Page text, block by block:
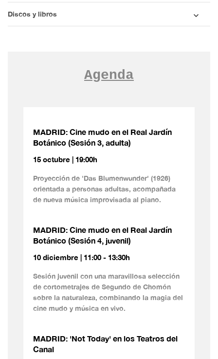
Discos y libros
Agenda
MADRID: Cine mudo en el Real Jardín
Botánico (Sesión 3, adulta)
15 octubre | 19:00h
Proyección de 'Das Blumenwunder' (1926)
orientada a personas adultas, acompañada
de nueva música improvisada al piano.
MADRID: Cine mudo en el Real Jardín
Botánico (Sesión 4, juvenil)
10 diciembre | 11:00 - 13:30h
Sesión juvenil con una maravillosa selección
de cortometrajes de Segundo de Chomón
sobre la naturaleza, combinando la magia del
cine mudo y música en vivo.
MADRID: 'Not Today' en los Teatros del
Canal